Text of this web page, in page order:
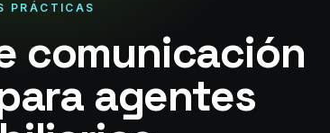
PRÁCTICAS
comunicación
agentes